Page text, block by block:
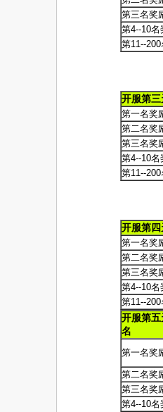
第三名奖
第4--10名
第11--
开服第
第一名奖
第二名奖
第三名奖
第4--10名
第11--
开服第
第一名奖
第二名奖
第三名奖
第4--10名
第11--
开服第五
名
第一名奖
第二名奖
第三名奖
第4--10名